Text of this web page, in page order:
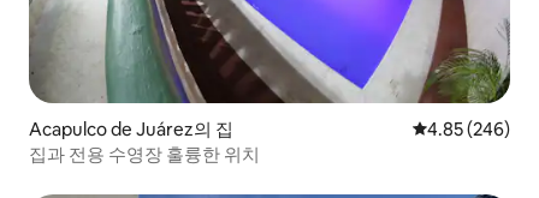
Acapulco de Juárez의 집 평점 4.85점(5
4.85 (246)
집과 전용 수영장 훌륭한 위치